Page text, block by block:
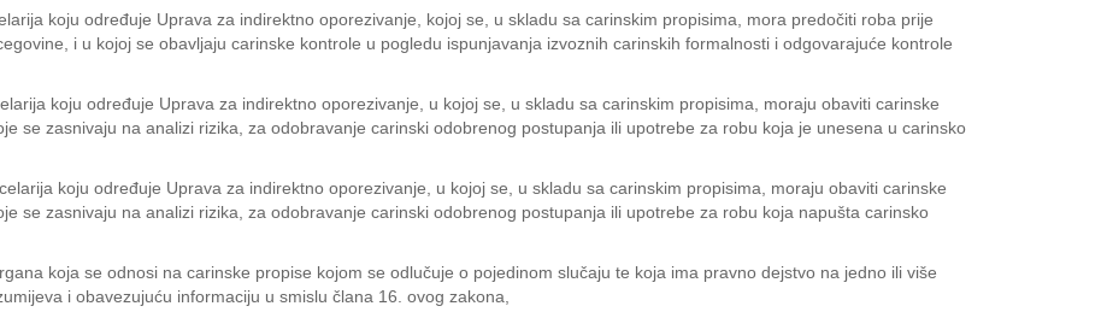
koju određuje Uprava za indirektno oporezivanje, kojoj se, u skladu sa carinskim propisima, mora predočiti roba prije
i u kojoj se obavljaju carinske kontrole u pogledu ispunjavanja izvoznih carinskih formalnosti i odgovarajuće kontrole
koju određuje Uprava za indirektno oporezivanje, u kojoj se, u skladu sa carinskim propisima, moraju obaviti carinske
se zasnivaju na analizi rizika, za odobravanje carinski odobrenog postupanja ili upotrebe za robu koja je unesena u carinsko
koju određuje Uprava za indirektno oporezivanje, u kojoj se, u skladu sa carinskim propisima, moraju obaviti carinske
se zasnivaju na analizi rizika, za odobravanje carinski odobrenog postupanja ili upotrebe za robu koja napušta carinsko
koja se odnosi na carinske propise kojom se odlučuje o pojedinom slučaju te koja ima pravno dejstvo na jedno ili više
i obavezujuću informaciju u smislu člana 16. ovog zakona,